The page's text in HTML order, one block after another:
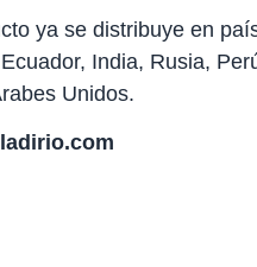
ya se distribuye en
India, Rusia,
Unidos.